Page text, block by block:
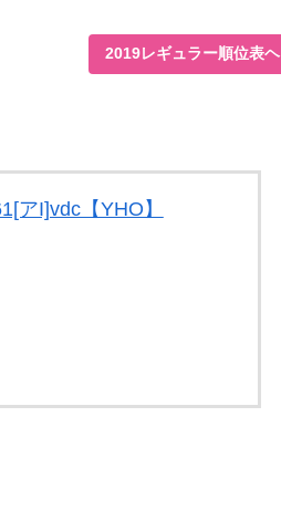
2019レギュラー順位表ヘ
I]vdc【YHO】